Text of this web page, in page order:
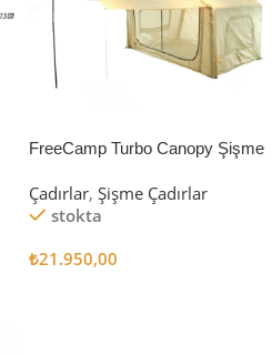
FreeCamp Turbo Canopy Şişme
Çadırlar, Şişme Çadırlar
stokta
₺21.950,00